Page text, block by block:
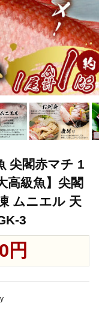
尖閣赤マチ 1
高級魚】尖閣
ムニエル 天
3
円